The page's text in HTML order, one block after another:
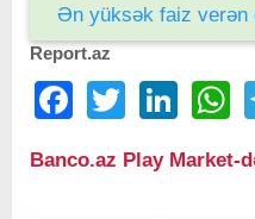
Ən yüksək faiz verən
Report.az
FacebookTwitter LinkedIn
Banco.az Play Market-